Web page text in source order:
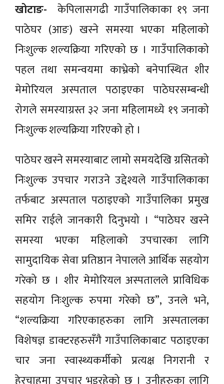
खोटाङ-केपिलासगढी गाउँपालिकाका १९ जना
पाठेघर (आङ) खस्ने समस्या भएका महिलाको
निःशुल्क शल्यक्रिया गरिएको छ । गाउँपालिकाको
पहल तथा समन्वयमा काभ्रेको बनेपास्थित शीर
मेमोरियल अस्पताल पठाइएका पाठेघरसम्बन्धी
रोगले समस्याग्रस्त ३२ जना महिलामध्ये १९ जनाको
निःशुल्क शल्यक्रिया गरिएको हो ।
पाठेघर खस्ने समस्याबाट लामो समयदेखि ग्रसितको
निःशुल्क उपचार गराउने उद्देश्यले गाउँपालिकाका
तर्फबाट अस्पताल पठाइएको गाउँपालिका प्रमुख
समिर राईले जानकारी दिनुभयो । “पाठेघर खस्ने
समस्या भएका महिलाको उपचारका लागि
सामुदायिक सेवा प्रतिष्ठान नेपालले आर्थिक सहयोग
गरेको छ । शीर मेमोरियल अस्पतालले प्राविधिक
सहयोग निःशुल्क रुपमा गरेको छ”, उनले भने,
“शल्यक्रिया गरिएकाहरुका लागि अस्पतालका
विशेषज्ञ डाक्टरहरुसँगै गाउँपालिकाबाट पठाइएका
चार जना स्वास्थ्यकर्मीको प्रत्यक्ष निगरानी र